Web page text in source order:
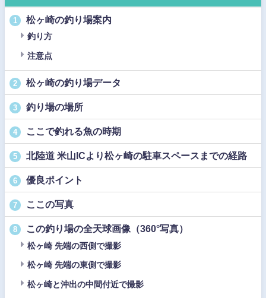
1 松ヶ崎の釣り場案内
釣り方
注意点
2 松ヶ崎の釣り場データ
3 釣り場の場所
4 ここで釣れる魚の時期
5 北陸道 米山ICより松ヶ崎の駐車スペースまでの経路
6 優良ポイント
7 ここの写真
8 この釣り場の全天球画像（360°写真）
松ヶ崎 先端の西側で撮影
松ヶ崎 先端の東側で撮影
松ヶ崎と沖出の中間付近で撮影